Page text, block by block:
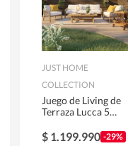
JUST HOME
COLLECTION
Juego de Living de
Terraza Lucca 5
$ 1.199.990 -29%